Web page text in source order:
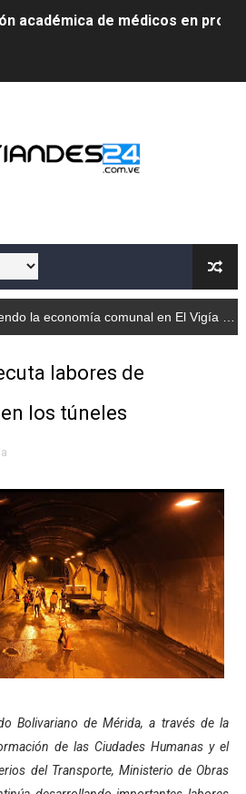
académica de médicos en
éxito el taller vacacional de
a diversos clubes deportivos
el autogobierno en Mérida con
realizó jornada socialista en
del Plan Agosto Escuelas
fortalecen la integración
brilló en el Primer Festival de
su graduación en el
y atención a casas de abrigo
Ramos de Lora avanzan hacia el
Comunitario Venezuela
comunal en El Vigía con microcréditos a emprendedores y productores
labores de
los túneles
Bolivariano de Mérida, a través de la
de las Ciudades Humanas y el
del Transporte, Ministerio de Obras